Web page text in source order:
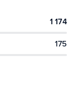
1 174
175